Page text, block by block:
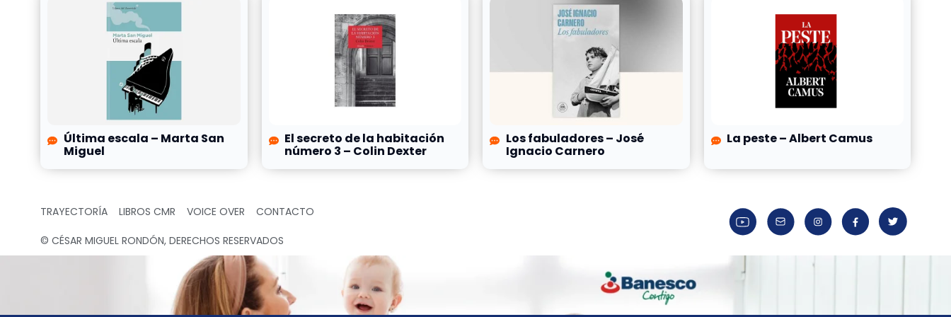
Última escala – Marta San
Miguel
El secreto de la habitación
número 3 – Colin Dexter
Los fabuladores – José
Ignacio Carnero
La peste – Albert Camus
TRAYECTORÍA LIBROS CMR VOICE OVER CONTACTO
© CÉSAR MIGUEL RONDÓN, DERECHOS RESERVADOS